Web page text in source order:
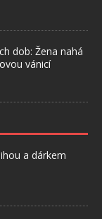
dob: Žena nahá
vánicí
a dárkem